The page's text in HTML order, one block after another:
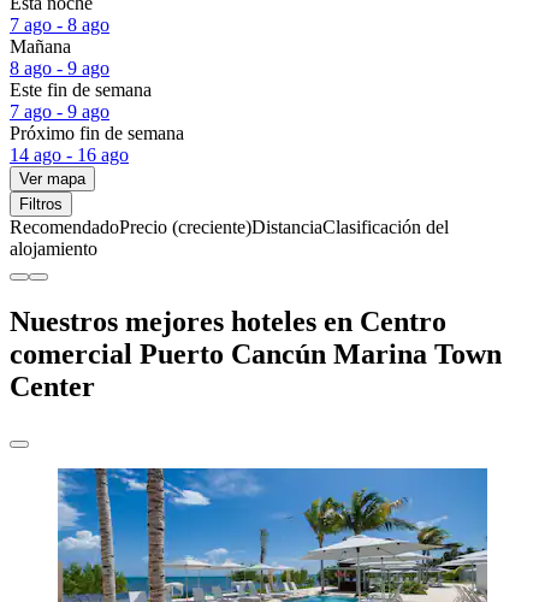
7 ago - 8 ago
Mañana
8 ago - 9 ago
Este fin de semana
7 ago - 9 ago
Próximo fin de semana
14 ago - 16 ago
Ver mapa
Filtros
RecomendadoPrecio (creciente)DistanciaClasificación del
alojamiento
Nuestros mejores hoteles en Centro
comercial Puerto Cancún Marina Town
Center